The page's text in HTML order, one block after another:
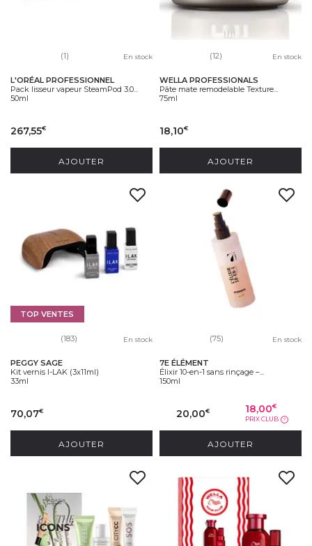
(1) En stock
L'ORÉAL PROFESSIONNEL
Pack lisseur vapeur SteamPod 3.0...
50ml
267,55€
AJOUTER
(12) En stock
WELLA PROFESSIONALS
Pâte mate remodelable Texture...
75ml
18,10€
AJOUTER
TOP VENTES
(183) En stock
PEGGY SAGE
Kit vernis I-LAK (3x11ml)
33ml
70,07€
AJOUTER
(75) En stock
7E ÉLÉMENT
Élixir 10-en-1 sans rinçage –...
150ml
20,00€ 18,00€
PRIX CLUB ?
AJOUTER